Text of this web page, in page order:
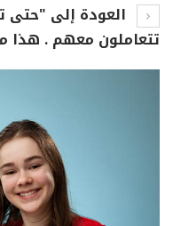
العودة إلى "حتى
تتعاملون معهم . هذا